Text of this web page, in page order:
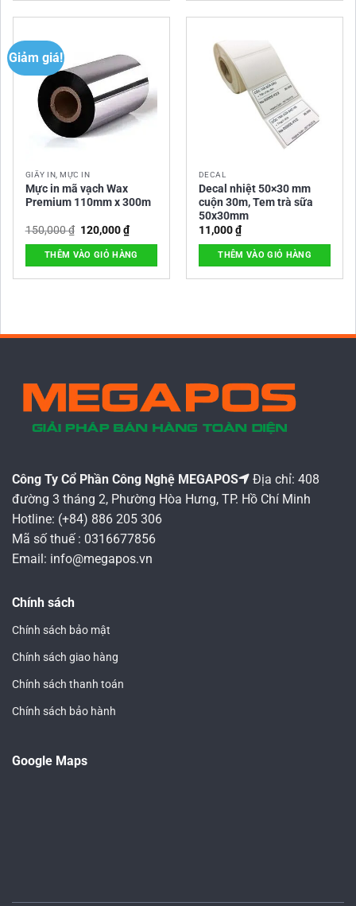
Giảm giá!
GIẤY IN, MỰC IN
Mực in mã vạch Wax
Premium 110mm x 300m
150,000₫ Giá
là:
150,000 ₫.
120,000₫Giá
hiện
tại
là:
120,000 ₫.
THÊM VÀO GIỎ HÀNG
DECAL
Decal nhiệt 50×30 mm
cuộn 30m, Tem trà sữa
50x30mm
11,000₫
THÊM VÀO GIỎ HÀNG
Công Ty Cổ Phần Công Nghệ MEGAPOS
Địa chỉ: 408
đường 3 tháng 2, Phường Hòa Hưng, TP. Hồ Chí Minh
Hotline: (+84) 886 205 306
Mã số thuế : 0316677856
Email: info@megapos.vn
Chính sách
Chính sách bảo mật
Chính sách giao hàng
Chính sách thanh toán
Chính sách bảo hành
Google Maps